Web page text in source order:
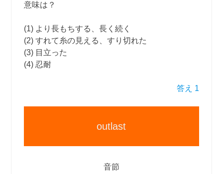
意味は？
(1) より長もちする、長く続く
(2) すれて糸の見える、すり切れた
(3) 目立った
(4) 忍耐
答え 1
outlast
音節